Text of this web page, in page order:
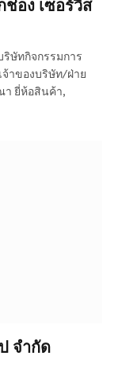
อง เซอร์วิส
ษัทกิจกรรมการ
าของบริษัท/ฝ่าย
า ยี่ห้อสินค้า,
จำกัด